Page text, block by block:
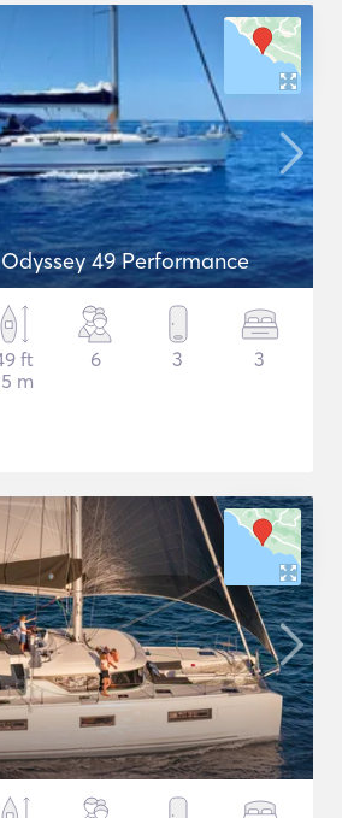
49 Performance
ft
m
6 3 3